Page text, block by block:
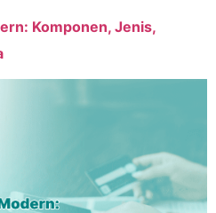
Komponen, Jenis,